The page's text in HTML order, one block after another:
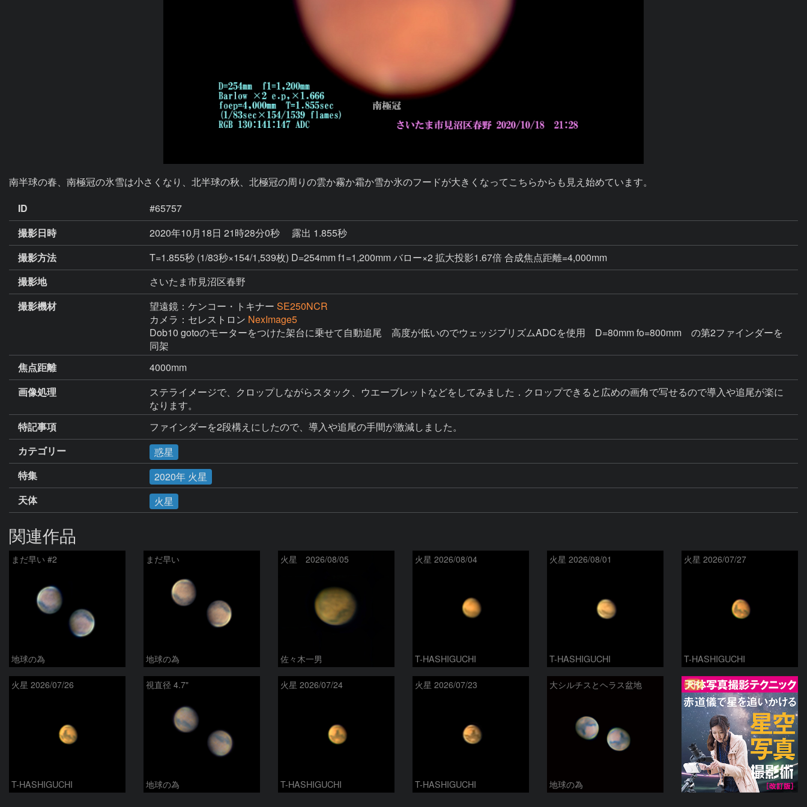
南半球の春、南極冠の氷雪は小さくなり、北半球の秋、北極冠の周りの雲か霧か霜か雪か氷のフードが大きくなってこちらからも見え始めています。
ID
#65757
撮影日時
2020年10月18日 21時28分0秒
露出 1.855秒
撮影方法
T=1.855秒 (1/83秒×154/1,539枚) D=254mm f1=1,200mm バロー×2 拡大投影1.67倍 合成焦点距離=4,000mm
撮影地
さいたま市見沼区春野
撮影機材
望遠鏡：ケンコー・トキナー SE250NCR
カメラ：セレストロン NexImage5
Dob10 gotoのモーターをつけた架台に乗せて自動追尾　高度が低いのでウェッジプリズムADCを使用　D=80mm fo=800mm　の第2ファインダーを
同架
焦点距離
4000mm
画像処理
ステライメージで、クロップしながらスタック、ウエーブレットなどをしてみました．クロップできると広めの画角で写せるので導入や追尾が楽に
なります。
特記事項
ファインダーを2段構えにしたので、導入や追尾の手間が激減しました。
カテゴリー
惑星
特集
2020年 火星
天体
火星
関連作品
まだ早い #2
地球の為
まだ早い
地球の為
火星 2026/08/05
佐々木一男
火星 2026/08/04
T-HASHIGUCHI
火星 2026/08/01
T-HASHIGUCHI
火星 2026/07/27
T-HASHIGUCHI
火星 2026/07/26
T-HASHIGUCHI
視直径 4.7"
地球の為
火星 2026/07/24
T-HASHIGUCHI
火星 2026/07/23
T-HASHIGUCHI
大シルチスとヘラス盆地
地球の為
PR